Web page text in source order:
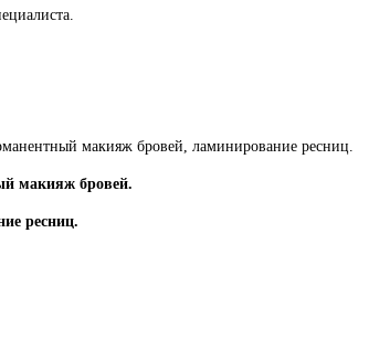
макияж бровей, ламинирование ресниц.
макияж бровей.
ресниц.